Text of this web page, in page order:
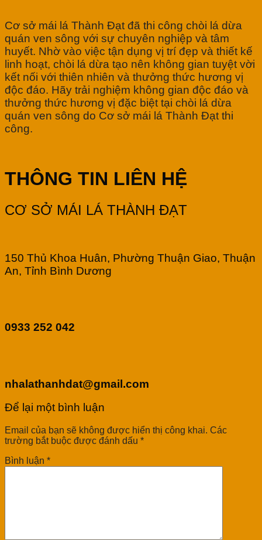
Cơ sở mái lá Thành Đạt đã thi công chòi lá dừa
quán ven sông với sự chuyên nghiệp và tâm
huyết. Nhờ vào việc tận dụng vị trí đẹp và thiết kế
linh hoạt, chòi lá dừa tạo nên không gian tuyệt vời
kết nối với thiên nhiên và thưởng thức hương vị
độc đáo. Hãy trải nghiệm không gian độc đáo và
thưởng thức hương vị đặc biệt tại chòi lá dừa
quán ven sông do Cơ sở mái lá Thành Đạt thi
công.
THÔNG TIN LIÊN HỆ
CƠ SỞ MÁI LÁ THÀNH ĐẠT
150 Thủ Khoa Huân, Phường Thuận Giao, Thuận
An, Tỉnh Bình Dương
0933 252 042
nhalathanhdat@gmail.com
Để lại một bình luận
Email của bạn sẽ không được hiển thị công khai. Các
trường bắt buộc được đánh dấu *
Bình luận *